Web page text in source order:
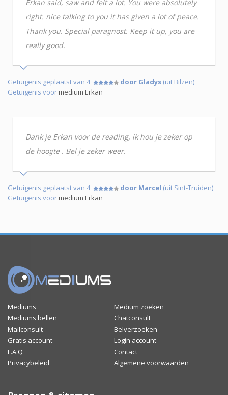
Erkan said, saw and felt a lot. You were absolutely
right. nice talking to you it has given a lot of peace.
Thank you. Special paragnost. Keep it up, you are
really good.
Getuigenis geplaatst van 4 door Gladys (uit Bilzen)
Getuigenis voormedium Erkan
Dank je Erkan voor de reading, ik hou je zeker op
de hoogte . Bel je zeker weer.
Getuigenis geplaatst van 4 door Marcel (uit Sint-Truiden)
Getuigenis voormedium Erkan
Mediums
Medium zoeken
Mediums bellen
Chatconsult
Mailconsult
Belverzoeken
Gratis account
Login account
F.A.Q
Contact
Privacybeleid
Algemene voorwaarden